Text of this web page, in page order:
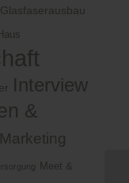
Glasfaserausbau
Interview
&
Marketing
Meet &